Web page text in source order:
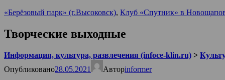
«Берёзовый парк» (г.Высоковск), Клуб «Спутник» в
Творческие выходные
Информация, культура, развлечения (infoce-klin.ru) >
Опубликовано28.05.2021 Авторinformer